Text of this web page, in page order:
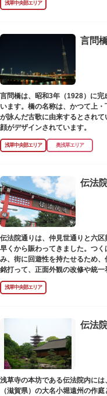
浅草中央部エリア
言問
言問橋は、昭和3年（1928）に
います。橋の名称は、かつて上
が詠んだ古歌に由来するとされ
顔がデザインされています。
浅草中央部エリア 奥浅草エリア
伝法
伝法院通りは、仲見世通りと六
早くから賑わってきました。つ
み、街に回遊性を持たせるため
銘打って、正面外観の改修や統
を再現する景観整備を進めてきま
浅草中央部エリア
伝法
浅草寺の本坊である伝法院内に
（滋賀県）の大名小堀遠州の作